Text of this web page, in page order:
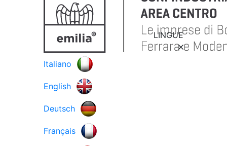
LINGUE
Italiano
English
Deutsch
Français